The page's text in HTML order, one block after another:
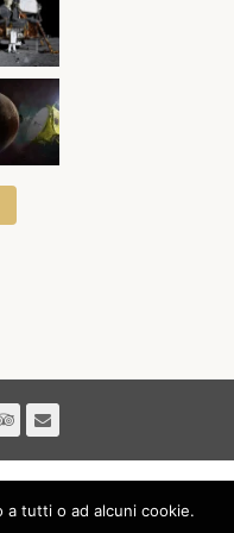
tutti o ad alcuni cookie.